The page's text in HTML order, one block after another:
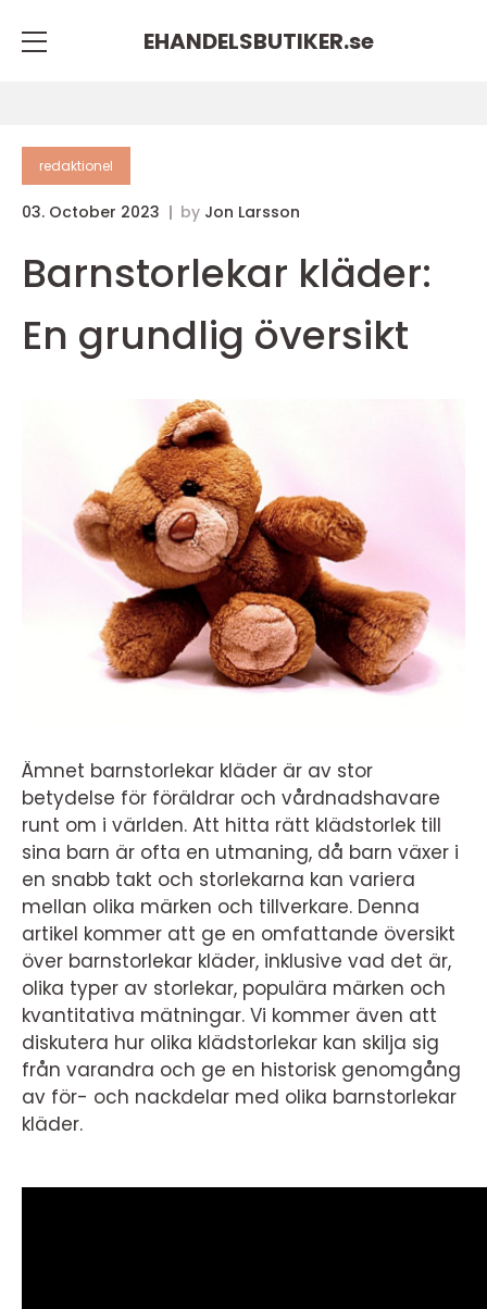
EHANDELSBUTIKER.se
redaktionel
03. October 2023 by Jon Larsson
Barnstorlekar kläder:
En grundlig översikt
Ämnet barnstorlekar kläder är av stor
betydelse för föräldrar och vårdnadshavare
runt om i världen. Att hitta rätt klädstorlek till
sina barn är ofta en utmaning, då barn växer i
en snabb takt och storlekarna kan variera
mellan olika märken och tillverkare. Denna
artikel kommer att ge en omfattande översikt
över barnstorlekar kläder, inklusive vad det är,
olika typer av storlekar, populära märken och
kvantitativa mätningar. Vi kommer även att
diskutera hur olika klädstorlekar kan skilja sig
från varandra och ge en historisk genomgång
av för- och nackdelar med olika barnstorlekar
kläder.